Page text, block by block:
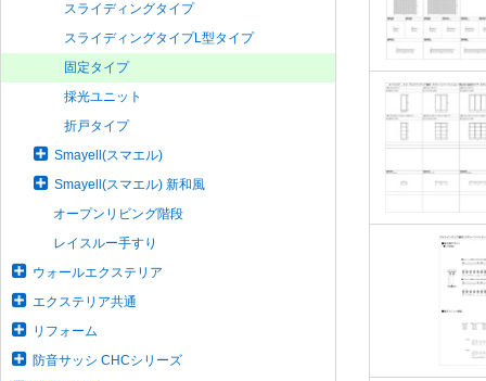
スライディングタイプ
スライディングタイプL型タイプ
固定タイプ
採光ユニット
折戸タイプ
Smayell(スマエル)
Smayell(スマエル) 新和風
オープンリビング階段
レイスルー手すり
ウォールエクステリア
エクステリア共通
リフォーム
防音サッシ CHCシリーズ